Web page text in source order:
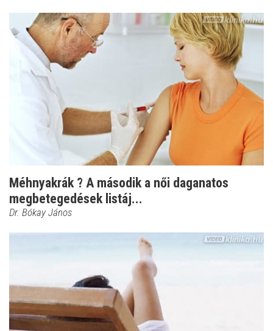
Méhnyakrák ? A második a női daganatos
megbetegedések listáj...
Dr. Bókay János